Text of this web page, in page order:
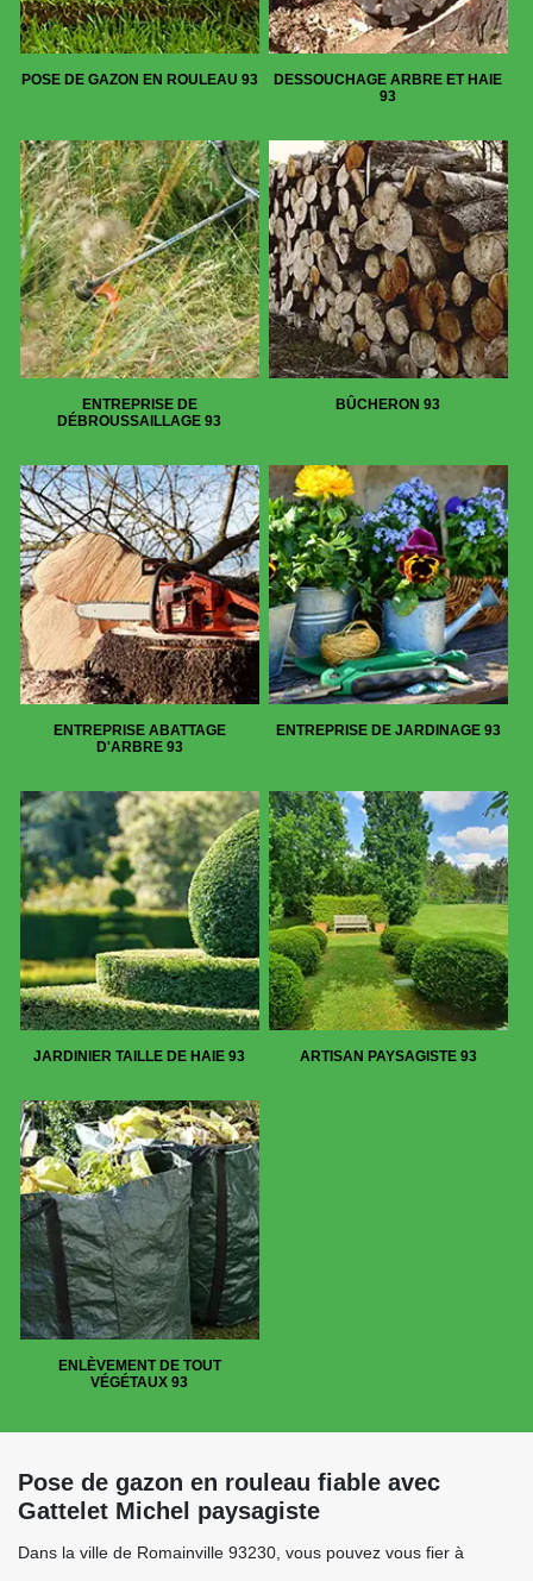
POSE DE GAZON EN ROULEAU 93
DESSOUCHAGE ARBRE ET HAIE
93
ENTREPRISE DE
DÉBROUSSAILLAGE 93
BÛCHERON 93
ENTREPRISE ABATTAGE
D'ARBRE 93
ENTREPRISE DE JARDINAGE 93
JARDINIER TAILLE DE HAIE 93 ARTISAN PAYSAGISTE 93
ENLÈVEMENT DE TOUT
VÉGÉTAUX 93
Pose de gazon en rouleau fiable avec
Gattelet Michel paysagiste
Dans la ville de Romainville 93230, vous pouvez vous fier à